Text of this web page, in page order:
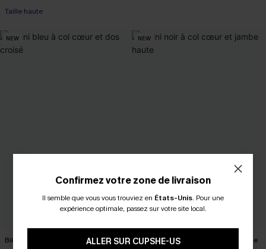
Taille haute
NEW
Bikini bleu à col cœur et dos croisé
NEW
Bikini noir à col cœur et jambe haute
Confirmez votre zone de livraison
Il semble que vous vous trouviez en États-Unis. Pour une
expérience optimale, passez sur votre site local.
ALLER SUR CUPSHE-US